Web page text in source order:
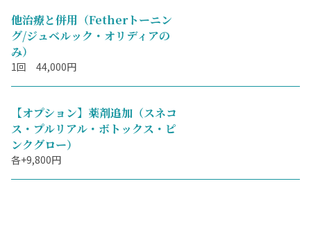
他治療と併用（Fetherトーニン
グ/ジュベルック・オリディアの
み）
1回 44,000円
【オプション】薬剤追加（スネコ
ス・プルリアル・ボトックス・ピ
ンクグロー）
各+9,800円